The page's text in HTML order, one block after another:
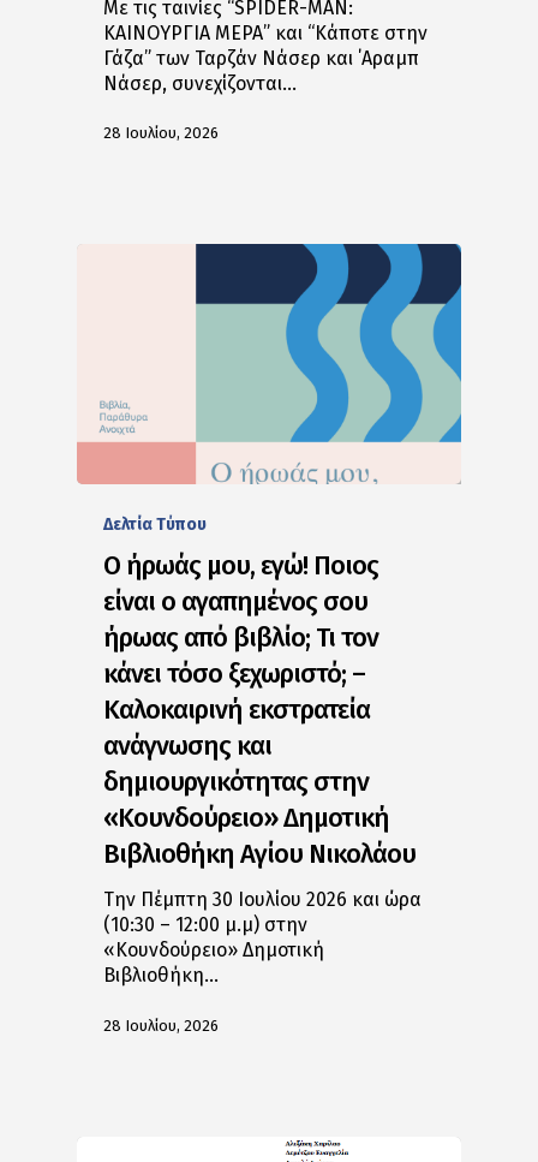
Με τις ταινίες “SPIDER-MAN:
ΚΑΙΝΟΥΡΓΙΑ ΜΕΡΑ” και “Κάποτε στην
Γάζα” των Ταρζάν Νάσερ και ΄Αραμπ
Νάσερ, συνεχίζονται…
28 Ιουλίου, 2026
Δελτία Tύπου
Ο ήρωάς μου, εγώ! Ποιος
είναι ο αγαπημένος σου
ήρωας από βιβλίο; Τι τον
κάνει τόσο ξεχωριστό; –
Καλοκαιρινή εκστρατεία
ανάγνωσης και
δημιουργικότητας στην
«Κουνδούρειο» Δημοτική
Βιβλιοθήκη Αγίου Νικολάου
Την Πέμπτη 30 Ιουλίου 2026 και ώρα
(10:30 – 12:00 μ.μ) στην
«Κουνδούρειο» Δημοτική
Βιβλιοθήκη…
28 Ιουλίου, 2026